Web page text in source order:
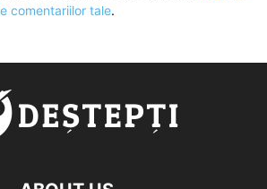
comentariilor tale.